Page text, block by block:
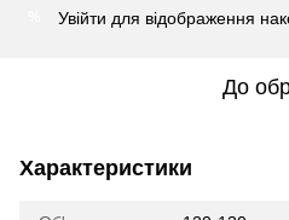
Увійти для відображення
До
Характеристики